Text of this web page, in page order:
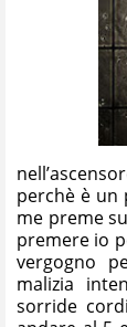
perchè è un
me preme
premere io
vergogno
malizia
sorride